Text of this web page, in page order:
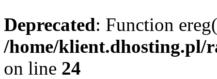
Deprecated: Function
/home/klient.dhosting.pl/
on line 24